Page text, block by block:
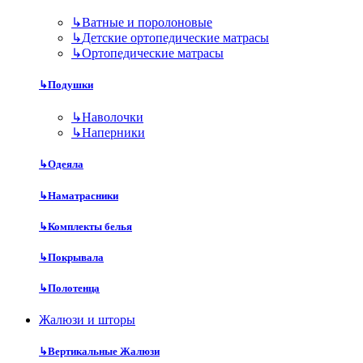
↳Ватные и поролоновые
↳Детские ортопедические матрасы
↳Ортопедические матрасы
↳Подушки
↳Наволочки
↳Наперники
↳Одеяла
↳Наматрасники
↳Комплекты белья
↳Покрывала
↳Полотенца
Жалюзи и шторы
↳Вертикальные Жалюзи